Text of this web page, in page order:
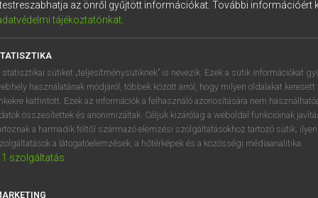
egyetemes nagyszótár
VAN ELŐFIZETÉSED?
megtekintéséhez.
az önről gyűjtött információkat. További információért
tájékoztatónkat.
statisztikai sütiket „teljesítménysütiknek” is nevezik. Ezek a sütik információkat
használatának módjáról, többek között arról, hogy milyen oldalakat keresett
kattintott. Ezek az információk a felhasználó azonosítására nem
összesítettek és anonimizáltak. Céljuk kizárólag a weboldal funkcióinak
a harmadik féltől származó elemzési szolgáltatásokhoz tartozó sütik;
a látogatóelemzések, a hőtérképek és a közösségi médiaanalitika.
1 szolgáltatás
DE CN FR ES IT NL
1 2 3 4 5 6 7 8 9
q w e r t z u i
a s d f g h j k l é
í y x c v b n m , .